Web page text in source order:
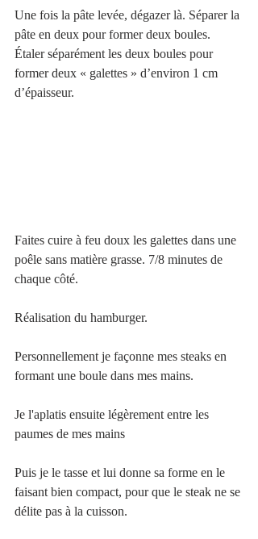
Une fois la pâte levée, dégazer là. Séparer la
pâte en deux pour former deux boules.
Étaler séparément les deux boules pour
former deux « galettes » d’environ 1 cm
d’épaisseur.
Faites cuire à feu doux les galettes dans une
poêle sans matière grasse. 7/8 minutes de
chaque côté.
Réalisation du hamburger.
Personnellement je façonne mes steaks en
formant une boule dans mes mains.
Je l'aplatis ensuite légèrement entre les
paumes de mes mains
Puis je le tasse et lui donne sa forme en le
faisant bien compact, pour que le steak ne se
délite pas à la cuisson.